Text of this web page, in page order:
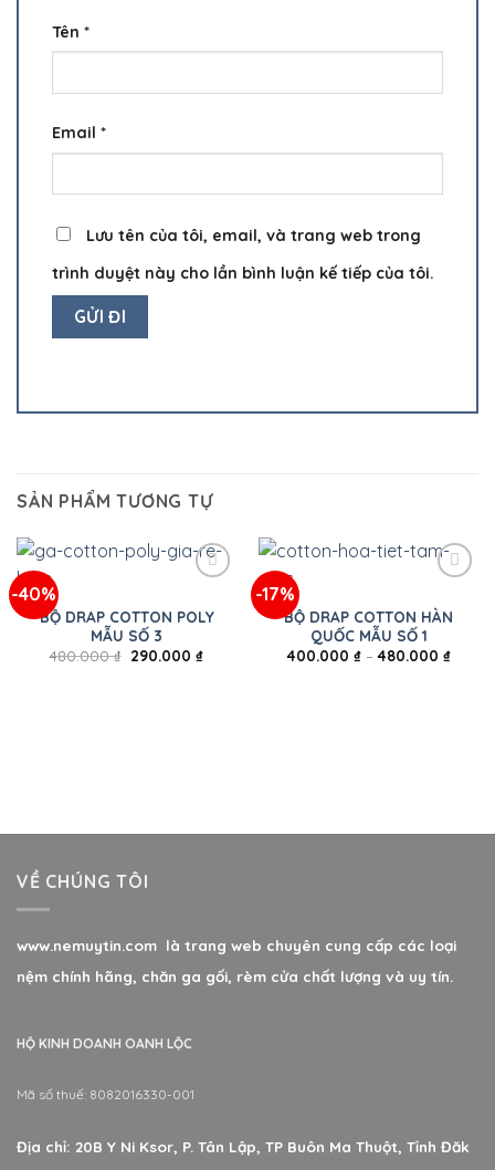
Tên *
Email *
Lưu tên của tôi, email, và trang web trong
trình duyệt này cho lần bình luận kế tiếp của tôi.
SẢN PHẨM TƯƠNG TỰ
-40%
BỘ DRAP COTTON POLY
MẪU SỐ 3
480.000₫ 290.000 ₫
-17%
BỘ DRAP COTTON HÀN
QUỐC MẪU SỐ 1
400.000 ₫–480.000 ₫
VỀ CHÚNG TÔI
www.nemuytin.com là trang web chuyên cung cấp các loại
nệm chính hãng, chăn ga gối, rèm cửa chất lượng và uy tín.
HỘ KINH DOANH OANH LỘC
Mã số thuế: 8082016330-001
Địa chỉ: 20B Y Ni Ksor, P. Tân Lập, TP Buôn Ma Thuột, Tỉnh Đăk